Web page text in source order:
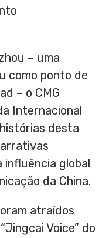
– uma
como ponto de
– o CMG
Internacional
desta
influência global
da China.
atraídos
Voice” do